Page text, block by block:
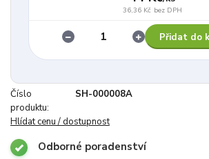
36,36 Kč bez DPH
Přidat do
Číslo
produktu:
SH-000008A
Hlídat cenu / dostupnost
Odborné poradenství